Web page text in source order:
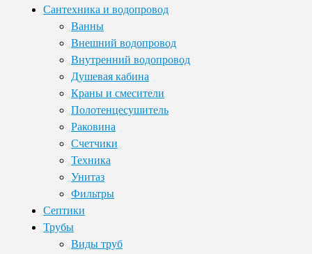
Сантехника и водопровод
Ванны
Внешний водопровод
Внутренний водопровод
Душевая кабина
Краны и смесители
Полотенцесушитель
Раковина
Счетчики
Техника
Унитаз
Фильтры
Септики
Трубы
Виды труб